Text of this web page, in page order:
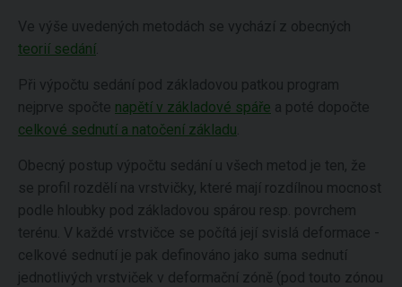
Ve výše uvedených metodách se vychází z obecných
teorií sedání
Při výpočtu sedání pod základovou patkou program
nejprve spočte napětí v základové spáře a poté dopočte
celkové sednutí a natočení základu
Obecný postup výpočtu sedání u všech metod je ten, že
se profil rozdělí na vrstvičky, které mají rozdílnou mocnost
podle hloubky pod základovou spárou resp. povrchem
terénu. V každé vrstvičce se počítá její svislá deformace -
celkové sednutí je pak definováno jako suma sednutí
jednotlivých vrstviček v deformační zóně (pod touto zónou